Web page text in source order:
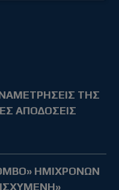
ΤΗΣ
ΑΠΟΔΟΣΕΙΣ
ΗΜΙΧΡΟΝΩΝ